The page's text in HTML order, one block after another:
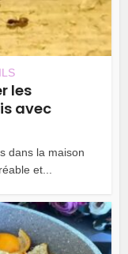
les
avec
dans la maison
et...